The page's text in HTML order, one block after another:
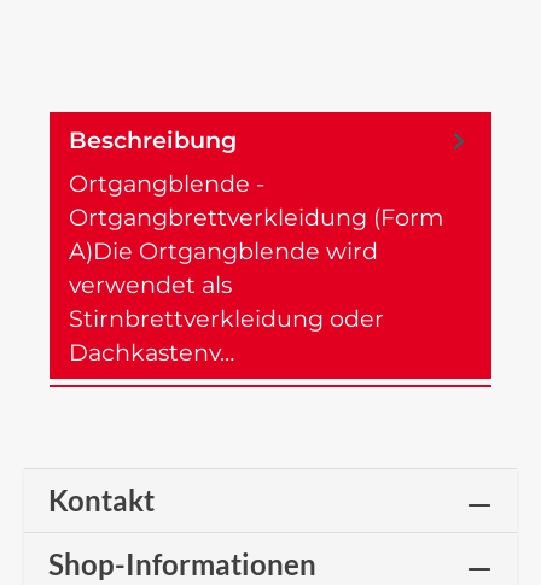
Beschreibung
Ortgangblende -
Ortgangbrettverkleidung (Form
A)Die Ortgangblende wird
verwendet als
Stirnbrettverkleidung oder
Dachkastenv…
Kontakt
Shop-Informationen